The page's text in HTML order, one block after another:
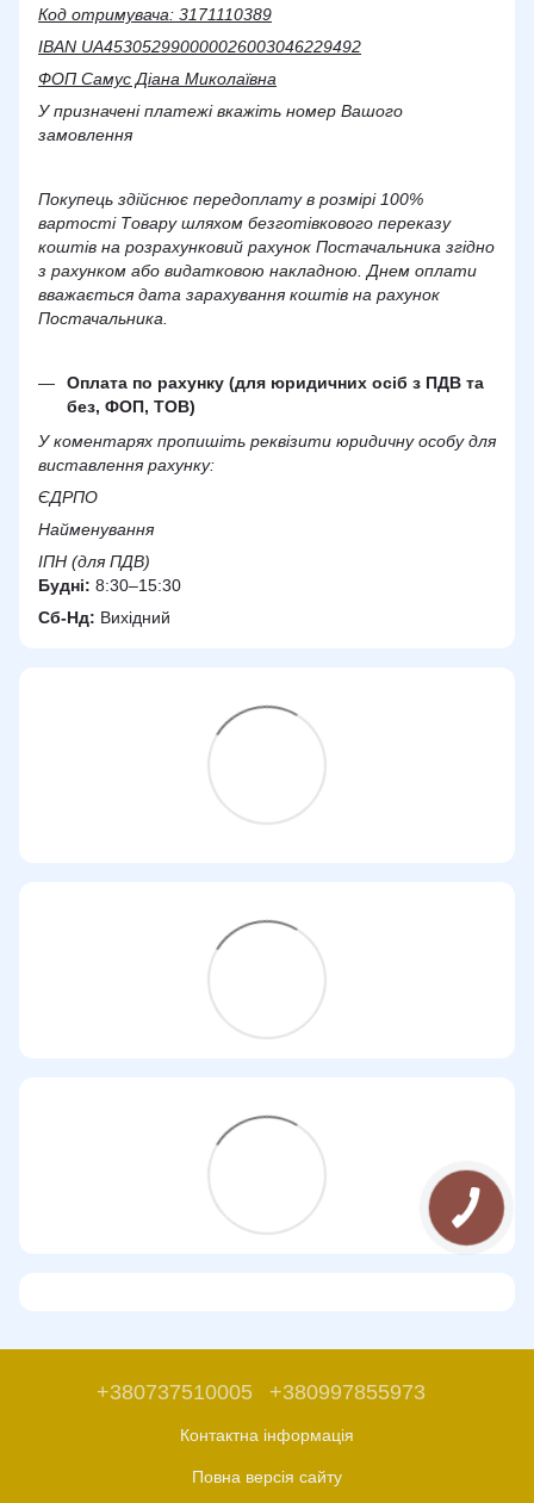
Код отримувача: 3171110389
IBAN UA453052990000026003046229492
ФОП Самус Діана Миколаївна
У призначені платежі вкажіть номер Вашого
замовлення
Покупець здійснює передоплату в розмірі 100%
вартості Товару шляхом безготівкового переказу
коштів на розрахунковий рахунок Постачальника згідно
з рахунком або видатковою накладною. Днем оплати
вважається дата зарахування коштів на рахунок
Постачальника.
Оплата по рахунку (для юридичних осіб з ПДВ та
без, ФОП, ТОВ)
У коментарях пропишіть реквізити юридичну особу для
виставлення рахунку:
ЄДРПО
Найменування
ІПН (для ПДВ)
Будні: 8:30–15:30
Сб-Нд: Вихідний
+380737510005 +380997855973
Контактна інформація
Повна версія сайту